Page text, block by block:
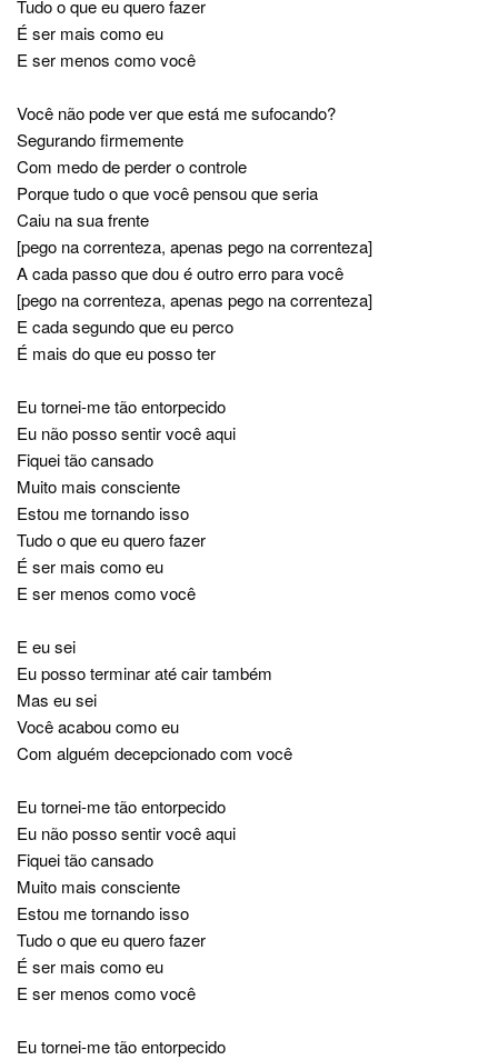
Tudo o que eu quero fazer
É ser mais como eu
E ser menos como você
Você não pode ver que está me sufocando?
Segurando firmemente
Com medo de perder o controle
Porque tudo o que você pensou que seria
Caiu na sua frente
[pego na correnteza, apenas pego na correnteza]
A cada passo que dou é outro erro para você
[pego na correnteza, apenas pego na correnteza]
E cada segundo que eu perco
É mais do que eu posso ter
Eu tornei-me tão entorpecido
Eu não posso sentir você aqui
Fiquei tão cansado
Muito mais consciente
Estou me tornando isso
Tudo o que eu quero fazer
É ser mais como eu
E ser menos como você
E eu sei
Eu posso terminar até cair também
Mas eu sei
Você acabou como eu
Com alguém decepcionado com você
Eu tornei-me tão entorpecido
Eu não posso sentir você aqui
Fiquei tão cansado
Muito mais consciente
Estou me tornando isso
Tudo o que eu quero fazer
É ser mais como eu
E ser menos como você
Eu tornei-me tão entorpecido